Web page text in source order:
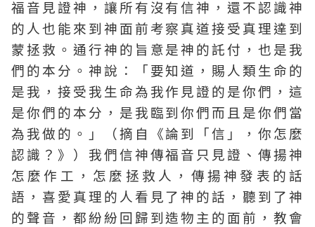
福音見證神，讓所有沒有信神，還不認識神
的人也能來到神面前考察真道接受真理達到
蒙拯救。通行神的旨意是神的託付，也是我
們的本分。神說：「要知道，賜人類生命的
是我，接受我生命為我作見證的是你們，這
是你們的本分，是我臨到你們而且是你們當
為我做的。」（摘自《論到「信」，你怎麼
認識？》）我們信神傳福音只見證、傳揚神
怎麼作工，怎麼拯救人，傳揚神發表的話
語，喜愛真理的人看見了神的話，聽到了神
的聲音，都紛紛回歸到造物主的面前，教會